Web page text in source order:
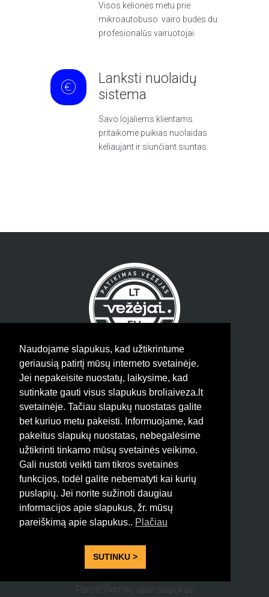
Naudojame slapukus, kad užtikrintume
geriausią patirtį mūsų interneto svetainėje.
Jei nepakeisite nuostatų, laikysime, kad
sutinkate gauti visus slapukus broliaiveza.lt
svetainėje. Tačiau slapukų nuostatas galite
bet kuriuo metu pakeisti. Informuojame, kad
pakeitus slapukų nuostatas, nebegalėsime
užtikrinti tinkamo mūsų svetainės veikimo.
Gali nustoti veikti tam tikros svetainės
funkcijos, todėl galite nebematyti kai kurių
puslapių. Jei norite sužinoti daugiau
informacijos apie slapukus, žr. mūsų
pareiškimą apie slapukus.. Plačiau
SUTINKU >
Visos kelionės metu prie
mikroautobuso vairo budės du
profesionalūs vairuotojai.
Lanksti nuolaidų
sistema
Savo lojaliems klientams
pritaikome puikias nuolaidas
keliaujant ir siunčiant siuntas.
Tik su Broliai Veža greitai ir
lengvai galite nudžiuginti savo
artimą žmogų! Patogiu, erdviu
mikroautobusu vežame
keleivius ir siuntas į/iš
ANGLIJOS. Su mumis kelionė
tikrai neprailgs, nes mūsų
mikroautobusai yra pilnai
paruošti kelionei.
PareiЕЎkimas apie slapukus